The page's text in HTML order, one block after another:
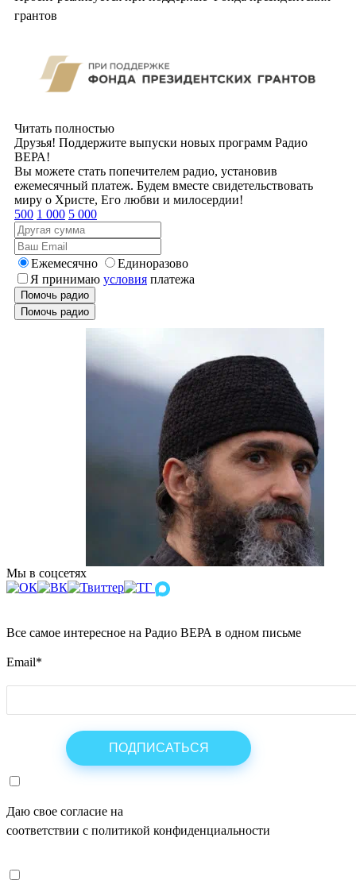
грантов
Читать полностью
Друзья! Поддержите выпуски новых программ Радио
ВЕРА!
Вы можете стать попечителем радио, установив
ежемесячный платеж. Будем вместе свидетельствовать
миру о Христе, Его любви и милосердии!
500 1 000 5 000
Ежемесячно
Единоразово
Я принимаю условия платежа
Помочь радио
Помочь радио
Мы в соцсетях
Все самое интересное на Радио ВЕРА в одном письме
Email*
Даю свое согласие на
соответствии с политикой конфиденциальности